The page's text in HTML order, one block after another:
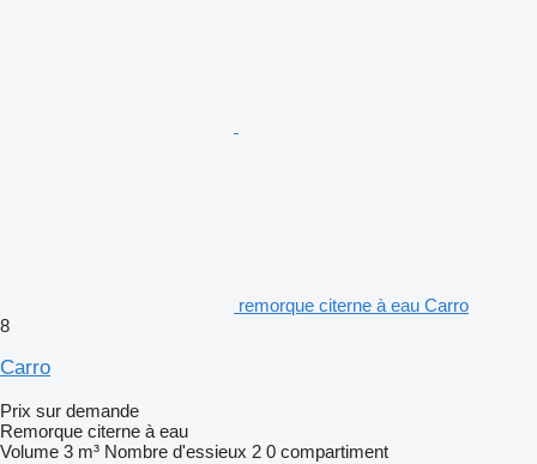
remorque citerne à eau Carro
8
Carro
Prix sur demande
Remorque citerne à eau
Volume 3 m³ Nombre d'essieux 2 0 compartiment